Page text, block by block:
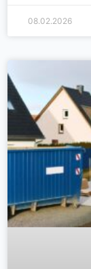
08.02.2026